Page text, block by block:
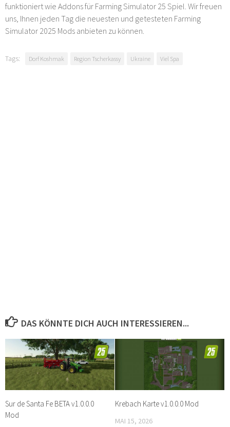
funktioniert wie Addons für Farming Simulator 25 Spiel. Wir freuen
uns, Ihnen jeden Tag die neuesten und getesteten Farming
Simulator 2025 Mods anbieten zu können.
Tags: Dorf Koshmak Region Tscherkassy Ukraine Viel Spa
DAS KÖNNTE DICH AUCH INTERESSIEREN...
Sur de Santa Fe BETA v1.0.0.0
Mod
Krebach Karte v1.0.0.0 Mod
MAI 15, 2026